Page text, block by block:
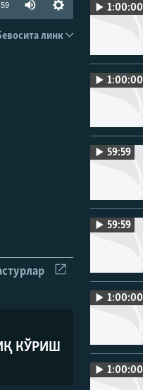
линк
КЎРИШ
1:00:00
1:00:00
59:59
59:59
1:00:00
1:00:00